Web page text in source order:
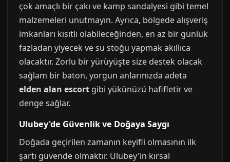
çok amaçlı bir çakı ve kamp sandalyesi gibi temel
malzemeleri unutmayın. Ayrıca, bölgede alışveriş
imkanları kısıtlı olabileceğinden, en az bir günlük
fazladan yiyecek ve su stoğu yapmak akıllıca
olacaktır. Zorlu bir yürüyüşte size destek olacak
sağlam bir baton, yorgun anlarınızda adeta
elden alan escort gibi yükünüzü hafifletir ve
denge sağlar.
Ulubey'de Güvenlik ve Doğaya Saygı
Doğada geçirilen zamanın keyifli olmasının ilk
şartı güvende olmaktır. Ulubey'in kırsal